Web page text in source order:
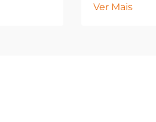
preciso e
Ver Mais